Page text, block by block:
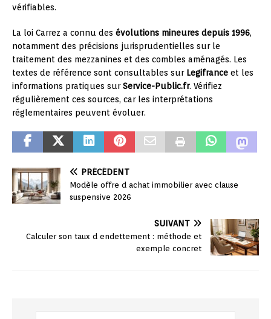
vérifiables.
La loi Carrez a connu des évolutions mineures depuis 1996,
notamment des précisions jurisprudentielles sur le
traitement des mezzanines et des combles aménagés. Les
textes de référence sont consultables sur Legifrance et les
informations pratiques surService-Public.fr. Vérifiez
régulièrement ces sources, car les interprétations
réglementaires peuvent évoluer.
PRÉCÉDENT
Modèle offre d achat immobilier avec clause
suspensive 2026
SUIVANT
Calculer son taux d endettement : méthode et
exemple concret